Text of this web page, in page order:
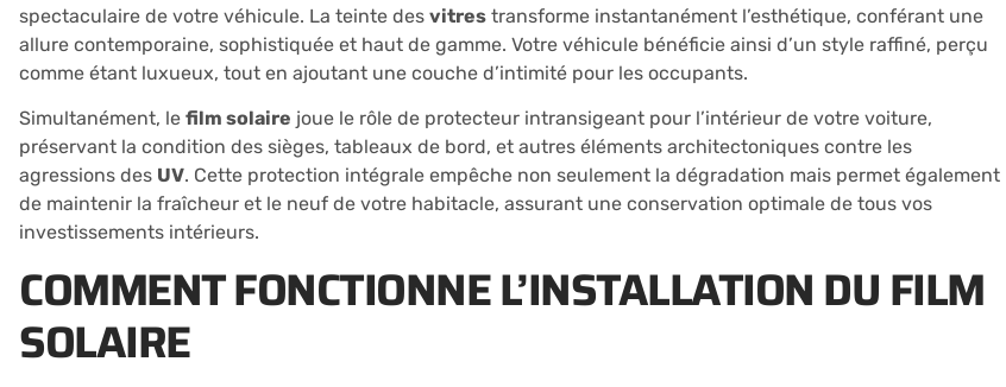
spectaculaire de votre véhicule. La teinte des vitres transforme instantanément l’esthétique, conférant une
allure contemporaine, sophistiquée et haut de gamme. Votre véhicule bénéficie ainsi d’un style raffiné, perçu
comme étant luxueux, tout en ajoutant une couche d’intimité pour les occupants.
Simultanément, le film solaire joue le rôle de protecteur intransigeant pour l’intérieur de votre voiture,
préservant la condition des sièges, tableaux de bord, et autres éléments architectoniques contre les
agressions des UV. Cette protection intégrale empêche non seulement la dégradation mais permet également
de maintenir la fraîcheur et le neuf de votre habitacle, assurant une conservation optimale de tous vos
investissements intérieurs.
COMMENT FONCTIONNE L’INSTALLATION DU FILM
SOLAIRE